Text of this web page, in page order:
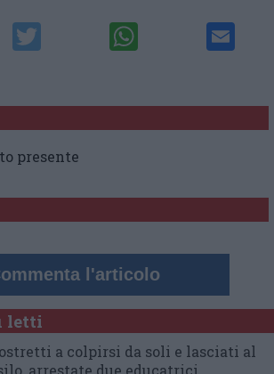
presente
l'articolo
letti
a colpirsi da soli e lasciati al
arrestate due educatrici